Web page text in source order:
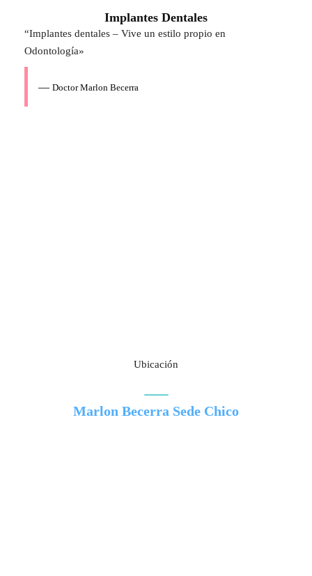
Implantes Dentales
“Implantes dentales – Vive un estilo propio en
Odontología»
— Doctor Marlon Becerra
Ubicación
Marlon Becerra Sede Chico